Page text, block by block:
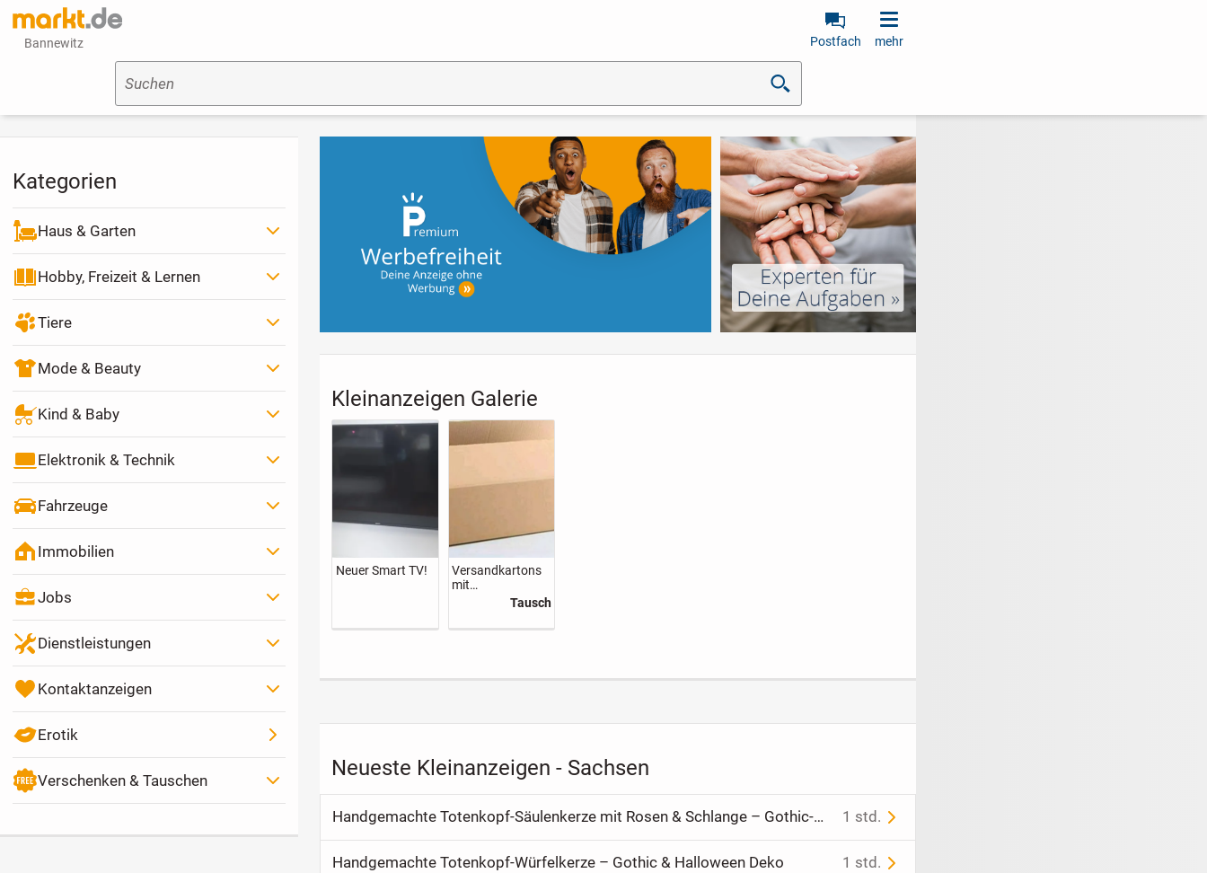
Bannewitz Postfach mehr
Suchen
Kleinanzeigen Galerie
Neuer Smart TV!
Versandkartons
mit
Verpackungsmat
Tausch
Kategorien
Haus & Garten
Hobby, Freizeit & Lernen
Tiere
Mode & Beauty
Kind & Baby
Elektronik & Technik
Fahrzeuge
Immobilien
Jobs
Dienstleistungen
Kontaktanzeigen
Erotik
Verschenken & Tauschen Neueste Kleinanzeigen - Sachsen
Handgemachte Totenkopf-Säulenkerze mit Rosen & Schlange – Gothic-Deko 1 std.
Handgemachte Totenkopf-Würfelkerze – Gothic & Halloween Deko 1 std.